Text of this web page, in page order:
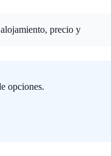
precio y
opciones.